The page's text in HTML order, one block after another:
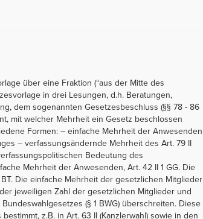
über eine Fraktion (“aus der Mitte des
in drei Lesungen, d.h. Beratungen,
dem sogenannten Gesetzesbeschluss (§§ 78 - 86
mit welcher Mehrheit ein Gesetz beschlossen
Formen: – einfache Mehrheit der Anwesenden
– verfassungsändernde Mehrheit des Art. 79 II
Bedeutung des
Mehrheit der Anwesenden, Art. 42 II 1 GG. Die
Die einfache Mehrheit der gesetzlichen Mitglieder
jeweiligen Zahl der gesetzlichen Mitglieder und
(§ 1 BWG) überschreiten. Diese
z.B. in Art. 63 II (Kanzlerwahl) sowie in den